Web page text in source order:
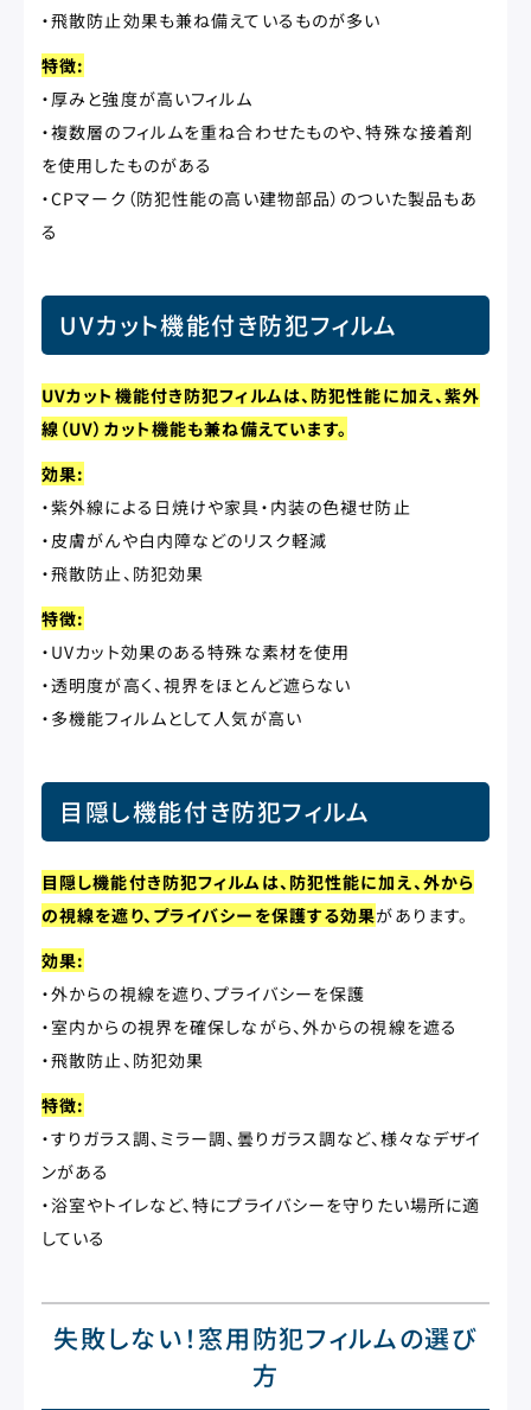
・飛散防止効果も兼ね備えているものが多い
特徴:
・厚みと強度が高いフィルム
・複数層のフィルムを重ね合わせたものや、特殊な接着剤
を使用したものがある
・CPマーク（防犯性能の高い建物部品）のついた製品もあ
る
UVカット機能付き防犯フィルム
UVカット機能付き防犯フィルムは、防犯性能に加え、紫外
線（UV）カット機能も兼ね備えています。
効果:
・紫外線による日焼けや家具・内装の色褪せ防止
・皮膚がんや白内障などのリスク軽減
・飛散防止、防犯効果
特徴:
・UVカット効果のある特殊な素材を使用
・透明度が高く、視界をほとんど遮らない
・多機能フィルムとして人気が高い
目隠し機能付き防犯フィルム
目隠し機能付き防犯フィルムは、防犯性能に加え、外から
の視線を遮り、プライバシーを保護する効果があります。
効果:
・外からの視線を遮り、プライバシーを保護
・室内からの視界を確保しながら、外からの視線を遮る
・飛散防止、防犯効果
特徴:
・すりガラス調、ミラー調、曇りガラス調など、様々なデザイ
ンがある
・浴室やトイレなど、特にプライバシーを守りたい場所に適
している
失敗しない！窓用防犯フィルムの選び
方